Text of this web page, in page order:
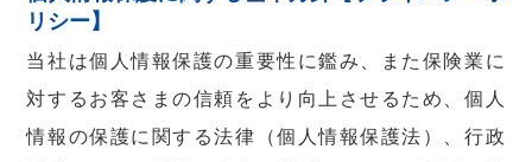
リシー】
当社は個人情報保護の重要性に鑑み、また保険業に
対するお客さまの信頼をより向上させるため、個人
情報の保護に関する法律（個人情報保護法）、行政